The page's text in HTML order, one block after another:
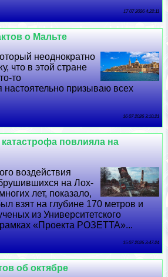
17 07 2026 4:22:11
о Мальте
неоднократно
что в этой стране
то
призываю всех
16 07 2026 3:10:21
повлияла на
воздействия
на Лох-
лет, показало,
взят на глубине 170 метров и
из Университетского
«Проекта РОЗЕТТА»...
15 07 2026 3:47:24
об октябре